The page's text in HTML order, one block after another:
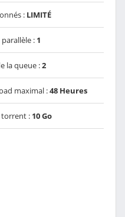
: LIMITÉ
: 1
la queue :2
maximal :48 Heures
torrent : 10 Go